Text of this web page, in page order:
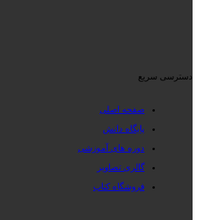
دسترسی سریع
صفحه اصلی
پایگاه دانش
دوره های آموزشی
گالری تصاویر
فروشگاه کتاب